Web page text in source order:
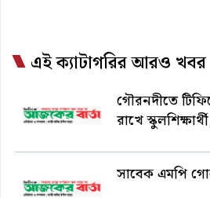
এই ক্যাটাগরির আরও খবর
গৌরনদীতে
রাখে
সাবেক এমপি